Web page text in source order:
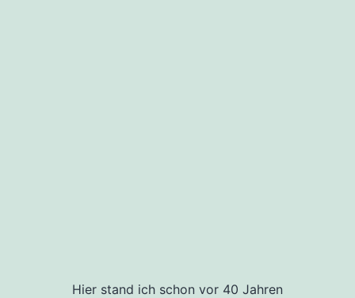
Hier stand ich schon vor 40 Jahren